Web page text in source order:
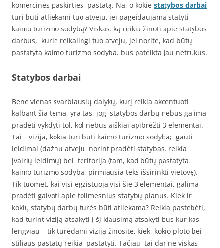
komercinės paskirties pastatą. Na, o kokie statybos darbai
turi būti atliekami tuo atveju, jei pageidaujama statyti
kaimo turizmo sodybą? Viskas, ką reikia žinoti apie statybos
darbus, kurie reikalingi tuo atveju, jei norite, kad būtų
pastatyta kaimo turizmo sodyba, bus pateikta jau netrukus.
Statybos darbai
Bene vienas svarbiausių dalykų, kurį reikia akcentuoti
kalbant šia tema, yra tas, jog statybos darbų nebus galima
pradėti vykdyti tol, kol nebus aiškiai apibrėžti 3 elementai.
Tai – vizija, kokia turi būti kaimo turizmo sodyba; gauti
leidimai (dažnu atveju norint pradėti statybas, reikia
įvairių leidimų) bei teritorija (tam, kad būtų pastatyta
kaimo turizmo sodyba, pirmiausia teks išsirinkti vietovę).
Tik tuomet, kai visi egzistuoja visi šie 3 elementai, galima
pradėti galvoti apie tolimesnius statybų planus. Kiek ir
kokių statybų darbų turės būti atliekama? Reikia pastebėti,
kad turint viziją atsakyti į šį klausimą atsakyti bus kur kas
lengviau – tik turėdami viziją žinosite, kiek, kokio ploto bei
stiliaus pastatų reikia pastatyti. Tačiau tai dar ne viskas –